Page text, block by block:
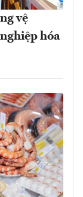
vệ
hóa